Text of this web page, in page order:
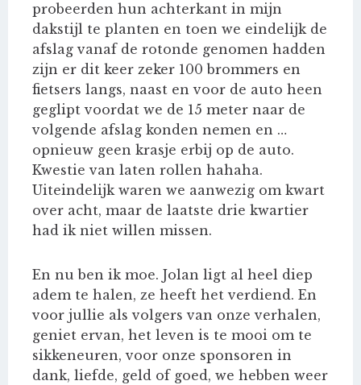
probeerden hun achterkant in mijn
dakstijl te planten en toen we eindelijk de
afslag vanaf de rotonde genomen hadden
zijn er dit keer zeker 100 brommers en
fietsers langs, naast en voor de auto heen
geglipt voordat we de 15 meter naar de
volgende afslag konden nemen en …
opnieuw geen krasje erbij op de auto.
Kwestie van laten rollen hahaha.
Uiteindelijk waren we aanwezig om kwart
over acht, maar de laatste drie kwartier
had ik niet willen missen.
En nu ben ik moe. Jolan ligt al heel diep
adem te halen, ze heeft het verdiend. En
voor jullie als volgers van onze verhalen,
geniet ervan, het leven is te mooi om te
sikkeneuren, voor onze sponsoren in
dank, liefde, geld of goed, we hebben weer